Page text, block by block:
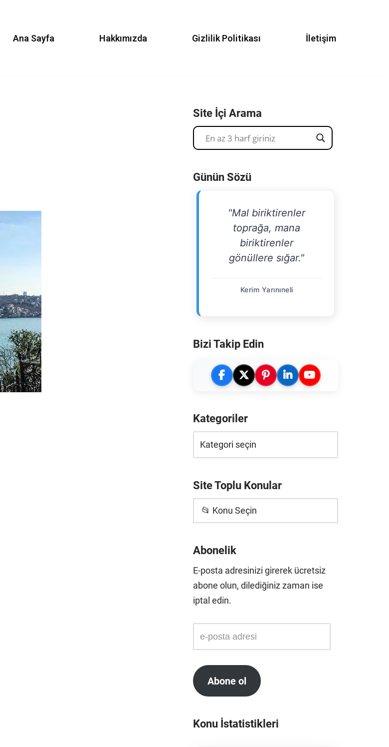
Ana Sayfa Hakkımızda Gizlilik Politikası İletişim
Site İçi Arama
Günün Sözü
"Mal biriktirenler
toprağa, mana
biriktirenler
gönüllere sığar."
Kerim Yarınıneli
Bizi Takip Edin
Kategoriler
Site Toplu Konular
📂 Konu Seçin
Abonelik
E-posta adresinizi girerek ücretsiz
abone olun, dilediğiniz zaman ise
iptal edin.
Abone ol
Konu İstatistikleri